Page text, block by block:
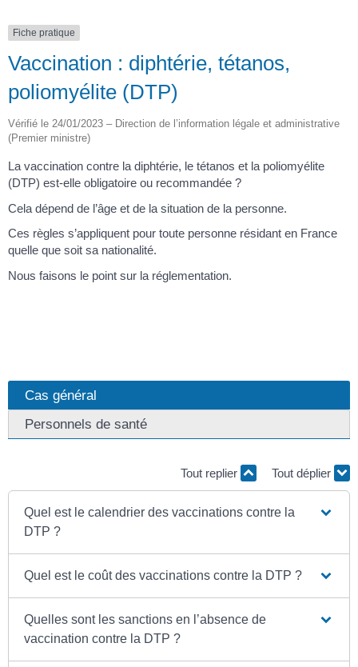
Fiche pratique
Vaccination : diphtérie, tétanos,
poliomyélite (DTP)
Vérifié le 24/01/2023 – Direction de l’information légale et administrative
(Premier ministre)
La vaccination contre la diphtérie, le tétanos et la poliomyélite
(DTP) est-elle obligatoire ou recommandée ?
Cela dépend de l’âge et de la situation de la personne.
Ces règles s’appliquent pour toute personne résidant en France
quelle que soit sa nationalité.
Nous faisons le point sur la réglementation.
Cas général
Personnels de santé
Tout replier Tout déplier
Quel est le calendrier des vaccinations contre la
DTP ?
Quel est le coût des vaccinations contre la DTP ?
Quelles sont les sanctions en l’absence de
vaccination contre la DTP ?